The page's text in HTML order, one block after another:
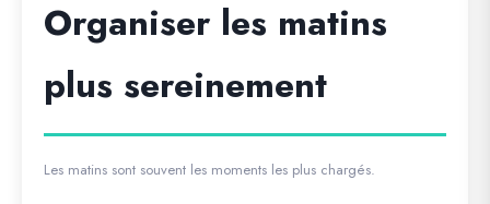
Organiser les matins
plus sereinement
Les matins sont souvent les moments les plus chargés.